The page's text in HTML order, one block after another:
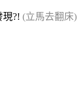
?! (立馬去翻床)